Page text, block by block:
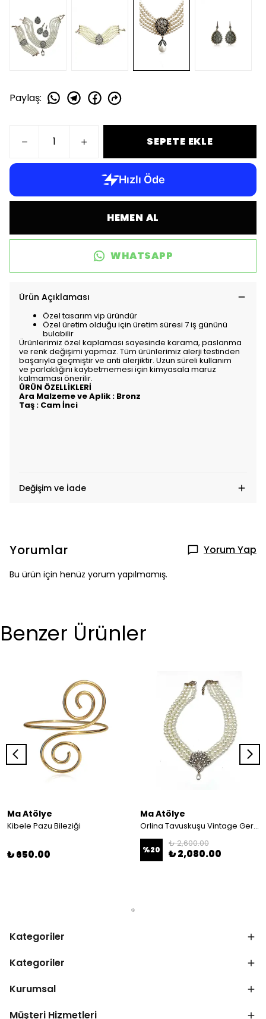
Paylaş:
SEPETE EKLE
HEMEN AL
WHATSAPP
Ürün Açıklaması
Özel tasarım vip üründür
Özel üretim olduğu için üretim süresi 7 iş gününü
bulabilir
Ürünlerimiz özel kaplaması sayesinde karama, paslanma
ve renk değişimi yapmaz. Tüm ürünlerimiz alerji testinden
başarıyla geçmiştir ve anti alerjiktir. Uzun süreli kullanım
ve parlaklığını kaybetmemesi için kimyasala maruz
kalmaması önerilir.
ÜRÜN ÖZELLİKLERİ
Ara Malzeme ve Aplik : Bronz
Taş : Cam İnci
Değişim ve İade
Yorumlar Yorum Yap
Bu ürün için henüz yorum yapılmamış.
Benzer Ürünler
Ma Atölye
Kibele Pazu Bileziği
₺ 650.00
Ma Atölye
Orlina Tavuskuşu Vintage Gerdanlık
%20
₺ 2,600.00
₺ 2,080.00
Kategoriler
Kategoriler
Kurumsal
Müşteri Hizmetleri